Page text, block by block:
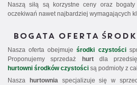
Naszą siłą są korzystne ceny oraz
oczekiwań nawet najbardziej wymagających
BOGATA OFERTA
Nasza oferta obejmujeśrodki czystości
Proponujemy sprzedaż
hurtdla
hurtowni środków czystości są podmioty z
Nasza
hurtowniaspecjalizuje się w